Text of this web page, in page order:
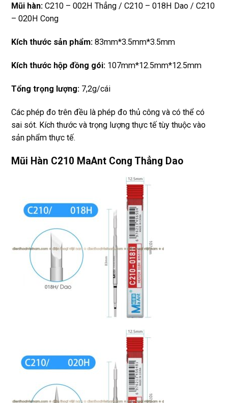
Mũi hàn: C210 – 002H Thẳng / C210 – 018H Dao / C210
– 020H Cong
Kích thước sản phẩm: 83mm*3.5mm*3.5mm
Kích thước hộp đồng gói: 107mm*12.5mm*12.5mm
Tổng trọng lượng: 7,2g/cái
Các phép đo trên đều là phép đo thủ công và có thể có
sai sót. Kích thước và trọng lượng thực tế tùy thuộc vào
sản phẩm thực tế.
Mũi Hàn C210 MaAnt Cong Thẳng Dao